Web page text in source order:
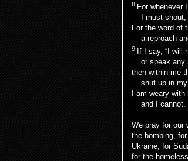
8 For whenever
I must shout,
For the word of
a reproach
9 If I say, “I will
or speak any
then within me
shut up in my
I am weary with
and I cannot.
We pray for our
the bombing,
Ukraine, for
for the